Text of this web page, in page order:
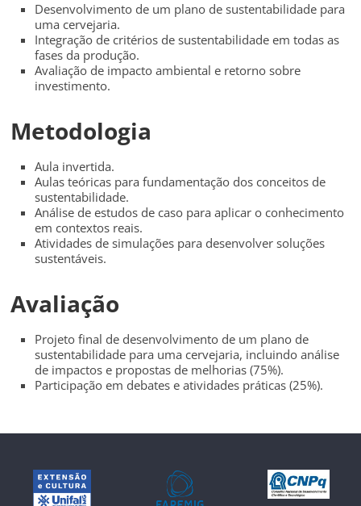
Desenvolvimento de um plano de sustentabilidade para
uma cervejaria.
Integração de critérios de sustentabilidade em todas as
fases da produção.
Avaliação de impacto ambiental e retorno sobre
investimento.
Metodologia
Aula invertida.
Aulas teóricas para fundamentação dos conceitos de
sustentabilidade.
Análise de estudos de caso para aplicar o conhecimento
em contextos reais.
Atividades de simulações para desenvolver soluções
sustentáveis.
Avaliação
Projeto final de desenvolvimento de um plano de
sustentabilidade para uma cervejaria, incluindo análise
de impactos e propostas de melhorias (75%).
Participação em debates e atividades práticas (25%).